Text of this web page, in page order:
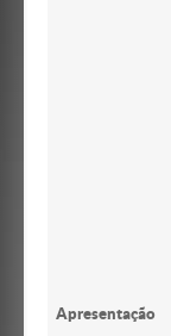
Apresentação